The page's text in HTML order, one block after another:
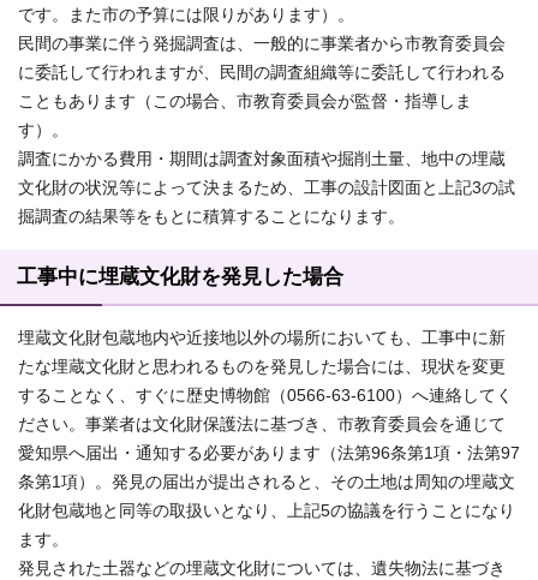
です。また市の予算には限りがあります）。
民間の事業に伴う発掘調査は、一般的に事業者から市教育委員会
に委託して行われますが、民間の調査組織等に委託して行われる
こともあります（この場合、市教育委員会が監督・指導しま
す）。
調査にかかる費用・期間は調査対象面積や掘削土量、地中の埋蔵
文化財の状況等によって決まるため、工事の設計図面と上記3の試
掘調査の結果等をもとに積算することになります。
工事中に埋蔵文化財を発見した場合
埋蔵文化財包蔵地内や近接地以外の場所においても、工事中に新
たな埋蔵文化財と思われるものを発見した場合には、現状を変更
することなく、すぐに歴史博物館（0566-63-6100）へ連絡してく
ださい。事業者は文化財保護法に基づき、市教育委員会を通じて
愛知県へ届出・通知する必要があります（法第96条第1項・法第97
条第1項）。発見の届出が提出されると、その土地は周知の埋蔵文
化財包蔵地と同等の取扱いとなり、上記5の協議を行うことになり
ます。
発見された土器などの埋蔵文化財については、遺失物法に基づき